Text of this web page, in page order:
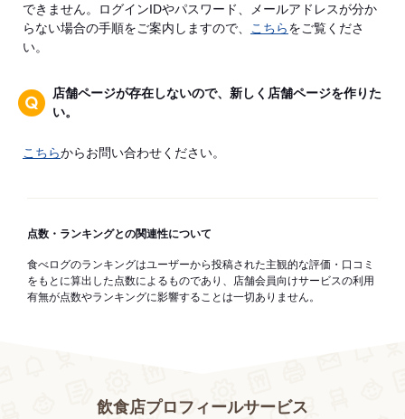
できません。ログインIDやパスワード、メールアドレスが分か
らない場合の手順をご案内しますので、
こちらをご覧くださ
い。
店舗ページが存在しないので、新しく店舗ページを作りた
い。
こちらからお問い合わせください。
点数・ランキングとの関連性について
食べログのランキングはユーザーから投稿された主観的な評価・口コミ
をもとに算出した点数によるものであり、店舗会員向けサービスの利用
有無が点数やランキングに影響することは一切ありません。
飲食店プロフィールサービス